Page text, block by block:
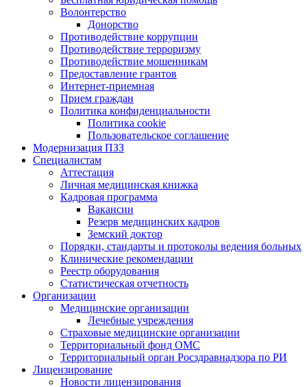
Волонтерство
Донорство
Противодействие коррупции
Противодействие терроризму
Противодействие мошенникам
Предоставление грантов
Интернет-приемная
Прием граждан
Политика конфиденциальности
Политика cookie
Пользовательское соглашение
Модернизация ПЗЗ
Специалистам
Аттестация
Личная медицинская книжка
Кадровая программа
Вакансии
Резерв медицинских кадров
Земский доктор
Порядки, стандарты и протоколы ведения больных
Клинические рекомендации
Реестр оборудования
Статистическая отчетность
Организации
Медицинские организации
Лечебные учреждения
Страховые медицинские организации
Территориальный фонд ОМС
Территориальный орган Росздравнадзора по РИ
Лицензирование
Новости лицензирования